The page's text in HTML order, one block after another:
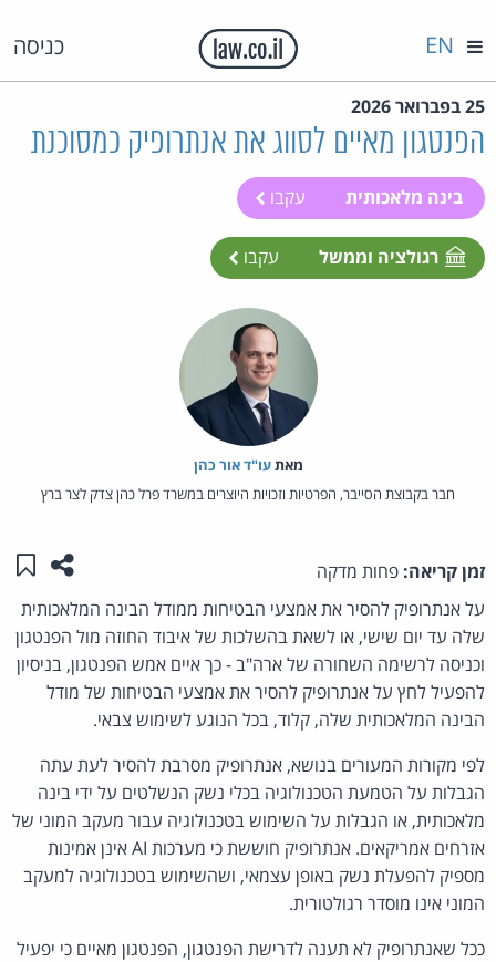
כניסה EN
25 בפברואר 2026
הפנטגון מאיים לסווג את אנתרופיק כמסוכנת
בינה מלאכותית עקבו
רגולציה וממשל עקבו
מאת‏עו"ד אור כהן
חבר בקבוצת הסייבר, הפרטיות וזכויות היוצרים במשרד פרל כהן צדק לצר ברץ
זמן קריאה: פחות מדקה שתפו
על אנתרופיק להסיר את אמצעי הבטיחות ממודל הבינה המלאכותית
שלה עד יום שישי, או לשאת בהשלכות של איבוד החוזה מול הפנטגון
וכניסה לרשימה השחורה של ארה"ב - כך איים אמש הפנטגון, בניסיון
להפעיל לחץ על אנתרופיק להסיר את אמצעי הבטיחות של מודל
הבינה המלאכותית שלה, קלוד, בכל הנוגע לשימוש צבאי.
לפי מקורות המעורים בנושא, אנתרופיק מסרבת להסיר לעת עתה
הגבלות על הטמעת הטכנולוגיה בכלי נשק הנשלטים על ידי בינה
מלאכותית, או הגבלות על השימוש בטכנולוגיה עבור מעקב המוני של
אזרחים אמריקאים. אנתרופיק חוששת כי מערכות AI אינן אמינות
מספיק להפעלת נשק באופן עצמאי, ושהשימוש בטכנולוגיה למעקב
המוני אינו מוסדר רגולטורית.
ככל שאנתרופיק לא תענה לדרישת הפנטגון, הפנטגון מאיים כי יפעיל